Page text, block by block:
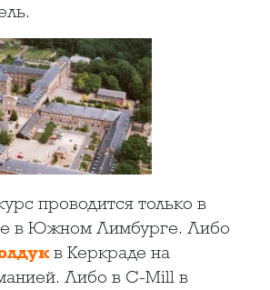
проводится только в
в Южном Лимбурге. Либо
в Керкраде на
Либо в C-Mill в